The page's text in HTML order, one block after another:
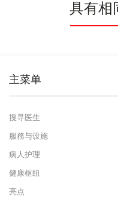
具有相
主菜单
搜寻医生
服務与设施
病人护理
健康枢纽
亮点